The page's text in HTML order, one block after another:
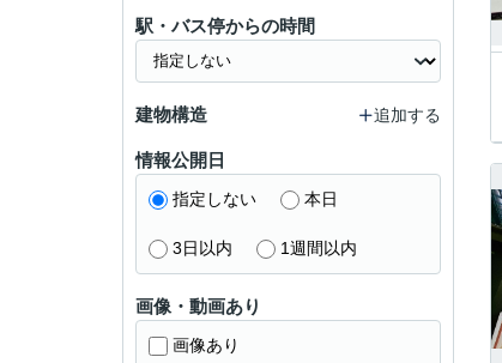
駅・バス停からの時間
建物構造 追加する
情報公開日
指定しない 本日
3日以内 1週間以内
画像・動画あり
画像あり